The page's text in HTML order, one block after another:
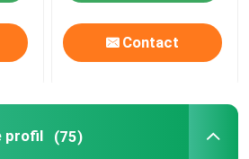
Contact
profil (75)